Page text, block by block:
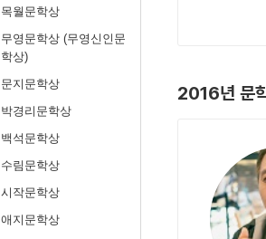
목월문학상
무영문학상 (무영신인문
학상)
문지문학상
박경리문학상
백석문학상
수림문학상
시작문학상
애지문학상
2016년 문